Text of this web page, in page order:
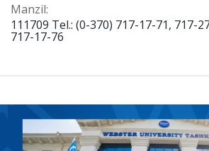
Manzil:
111709 Tel.: (0-370) 717-17-71, 717-
717-17-76